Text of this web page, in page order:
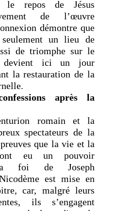
le repos de Jésus
de l’œuvre
démontre que
un lieu de
de triomphe sur le
devient ici un jour
la restauration de la
après la
romain et la
spectateurs de la
que la vie et la
eu un pouvoir
La foi de Joseph
est mise en
car, malgré leurs
ils s’engagent